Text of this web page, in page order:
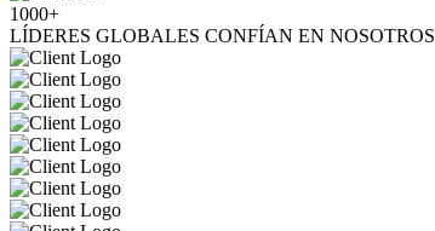
1000+
LÍDERES GLOBALES CONFÍAN EN NOSOTROS